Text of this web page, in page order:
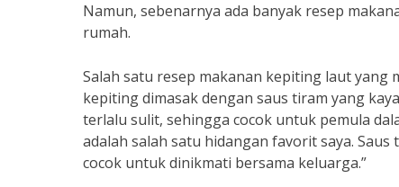
Namun, sebenarnya ada banyak resep
rumah.
Salah satu resep makanan kepiting laut yang
kepiting dimasak dengan saus tiram yang
terlalu sulit, sehingga cocok untuk pemula
adalah salah satu hidangan favorit saya.
cocok untuk dinikmati bersama keluarga.”